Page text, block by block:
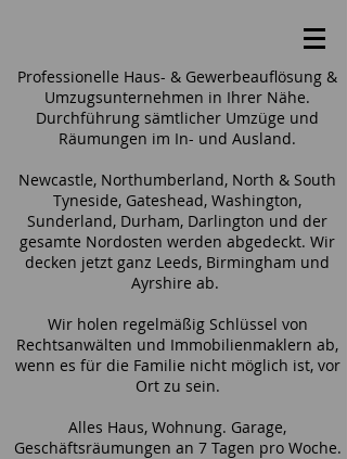
Professionelle Haus- & Gewerbeauflösung &
Umzugsunternehmen in Ihrer Nähe.
Durchführung sämtlicher Umzüge und
Räumungen im In- und Ausland.
Newcastle, Northumberland, North & South
Tyneside, Gateshead, Washington,
Sunderland, Durham, Darlington und der
gesamte Nordosten werden abgedeckt. Wir
decken jetzt ganz Leeds, Birmingham und
Ayrshire ab.
Wir holen regelmäßig Schlüssel von
Rechtsanwälten und Immobilienmaklern ab,
wenn es für die Familie nicht möglich ist, vor
Ort zu sein.
Alles Haus, Wohnung. Garage,
Geschäftsräumungen an 7 Tagen pro Woche.